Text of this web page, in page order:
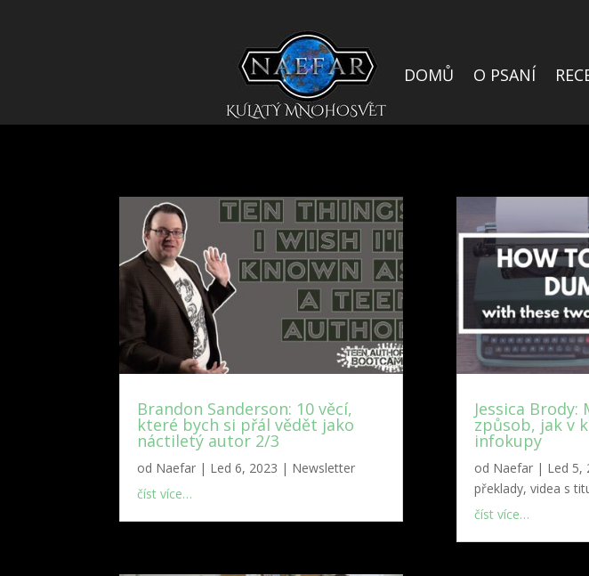
DOMŮ O PSANÍ
Brandon Sanderson: 10 věcí,
které bych si přál vědět jako
náctiletý autor 2/3
od Naefar | Led 6, 2023 | Newsletter
číst více…
Jessica
způsob, jak v
infokupy
od Naefar| Led 5,
překlady, videa s
číst více…